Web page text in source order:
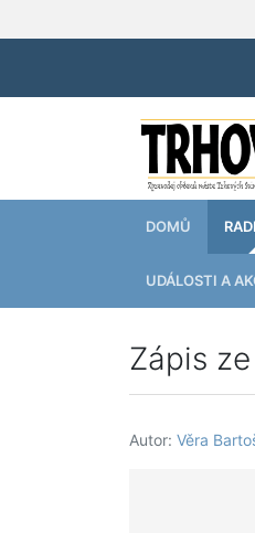
DOMŮ
UDÁLOSTI A
Zápis
Autor: Věra